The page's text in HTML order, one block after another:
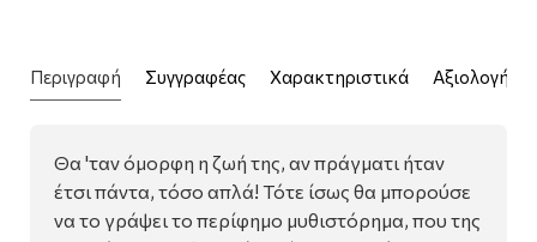
Περιγραφή Συγγραφέας Χαρακτηριστικά
Θα 'ταν όμορφη η ζωή της, αν πράγματι ήταν
έτσι πάντα, τόσο απλά! Τότε ίσως θα μπορούσε
να το γράψει το περίφημο μυθιστόρημα, που της